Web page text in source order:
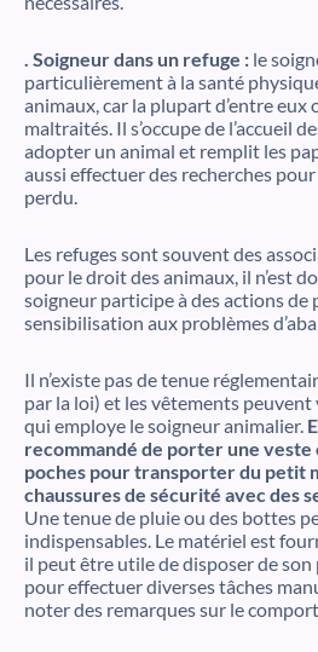
. Soigneur dans un refuge : le
particulièrement à la santé
animaux, car la plupart d’entre eux
maltraités. Il s’occupe de l’accueil
adopter un animal et remplit les
aussi effectuer des recherches
perdu.
Les refuges sont souvent des
pour le droit des animaux, il n’est
soigneur participe à des actions de
sensibilisation aux problèmes
Il n’existe pas de tenue
par la loi) et les vêtements
qui employe le soigneur animalier.
recommandé de porter une veste
poches pour transporter du petit
chaussures de sécurité avec des
Une tenue de pluie ou des bottes
indispensables. Le matériel est
il peut être utile de disposer de
pour effectuer diverses tâches
noter des remarques sur le